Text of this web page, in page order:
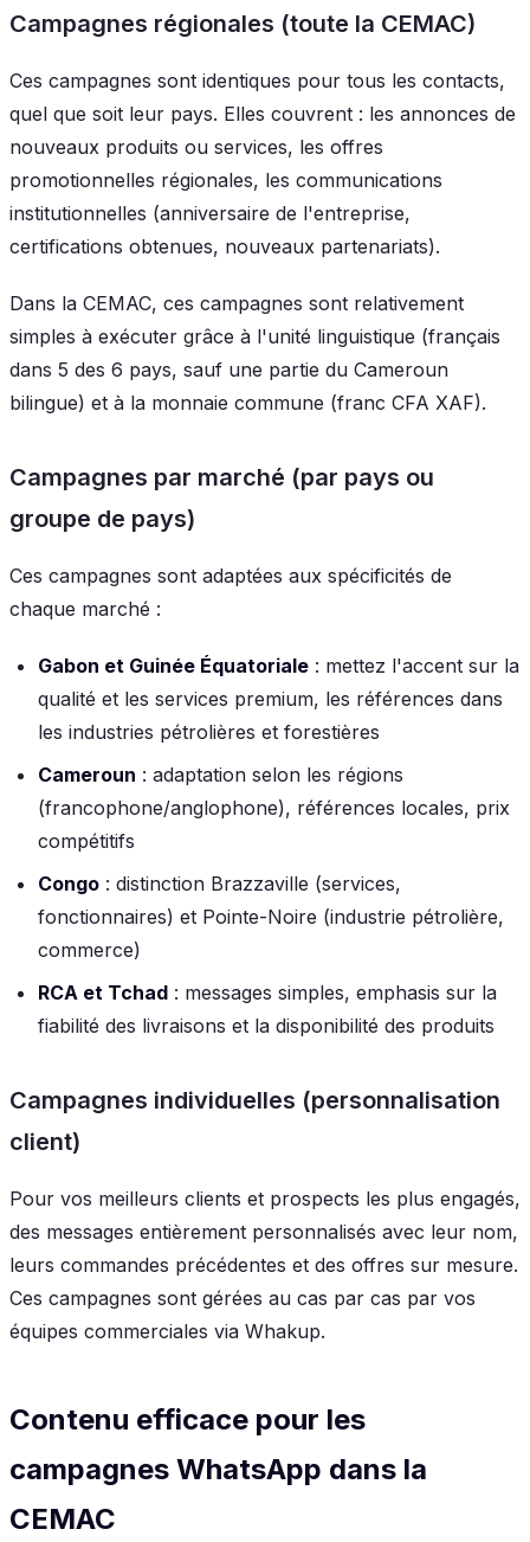
Campagnes régionales (toute la CEMAC)
Ces campagnes sont identiques pour tous les contacts,
quel que soit leur pays. Elles couvrent : les annonces de
nouveaux produits ou services, les offres
promotionnelles régionales, les communications
institutionnelles (anniversaire de l'entreprise,
certifications obtenues, nouveaux partenariats).
Dans la CEMAC, ces campagnes sont relativement
simples à exécuter grâce à l'unité linguistique (français
dans 5 des 6 pays, sauf une partie du Cameroun
bilingue) et à la monnaie commune (franc CFA XAF).
Campagnes par marché (par pays ou
groupe de pays)
Ces campagnes sont adaptées aux spécificités de
chaque marché :
Gabon et Guinée Équatoriale : mettez l'accent sur la
qualité et les services premium, les références dans
les industries pétrolières et forestières
Cameroun : adaptation selon les régions
(francophone/anglophone), références locales, prix
compétitifs
Congo : distinction Brazzaville (services,
fonctionnaires) et Pointe-Noire (industrie pétrolière,
commerce)
RCA et Tchad : messages simples, emphasis sur la
fiabilité des livraisons et la disponibilité des produits
Campagnes individuelles (personnalisation
client)
Pour vos meilleurs clients et prospects les plus engagés,
des messages entièrement personnalisés avec leur nom,
leurs commandes précédentes et des offres sur mesure.
Ces campagnes sont gérées au cas par cas par vos
équipes commerciales via Whakup.
Contenu efficace pour les
campagnes WhatsApp dans la
CEMAC